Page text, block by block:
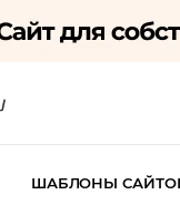
ШАБЛОНЫ